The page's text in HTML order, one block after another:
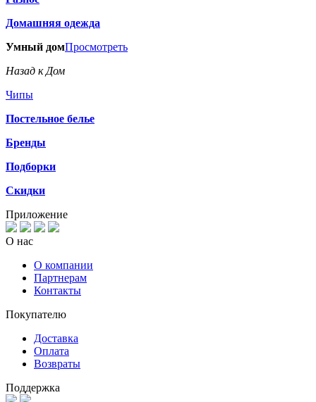
Домашняя одежда
Умный домПросмотреть
Назад к Дом
Чипы
Постельное белье
Бренды
Подборки
Скидки
Приложение
О нас
О компании
Партнерам
Контакты
Покупателю
Доставка
Оплата
Возвраты
Поддержка